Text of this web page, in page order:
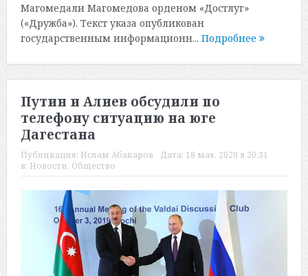
Магомедали Магомедова орденом «Достлуг»
(«Дружба»). Текст указа опубликован
государственным информационн... Подробнее
Путин и Алиев обсудили по
телефону ситуацию на юге
Дагестана
Публикация: Ислам Абакаров Дата: 18 мая, 2020 в 20:31
в: Новости, Общество